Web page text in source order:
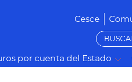
Cesce
por cuenta del Estado